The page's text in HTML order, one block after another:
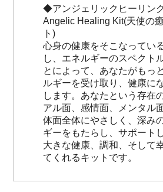
◆アンジェリックヒーリン
Angelic Healing Kit(天使の
ト)
心身の健康をそこなってい
し、エネルギーのスペクト
とによって、あなたがもっ
ルギーを受け取り、健康に
します。あなたという存在
アル面、感情面、メンタル
体面全体にやさしく、深み
ギーをもたらし、サポート
大きな健康、調和、そして
てくれるキットです。